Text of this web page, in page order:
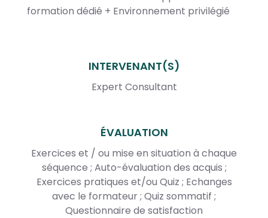
formation dédié + Environnement privilégié
INTERVENANT(S)
Expert Consultant
ÉVALUATION
Exercices et / ou mise en situation à chaque
séquence ; Auto-évaluation des acquis ;
Exercices pratiques et/ou Quiz ; Echanges
avec le formateur ; Quiz sommatif ;
Questionnaire de satisfaction